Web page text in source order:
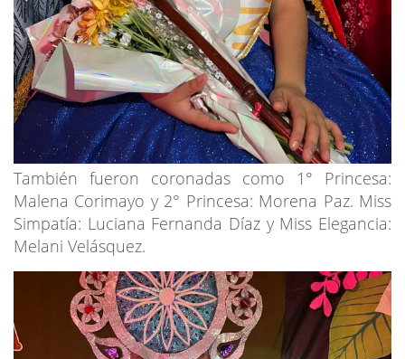
También fueron coronadas como 1° Princesa:
Malena Corimayo y 2° Princesa: Morena Paz. Miss
Simpatía: Luciana Fernanda Díaz y Miss Elegancia:
Melani Velásquez.